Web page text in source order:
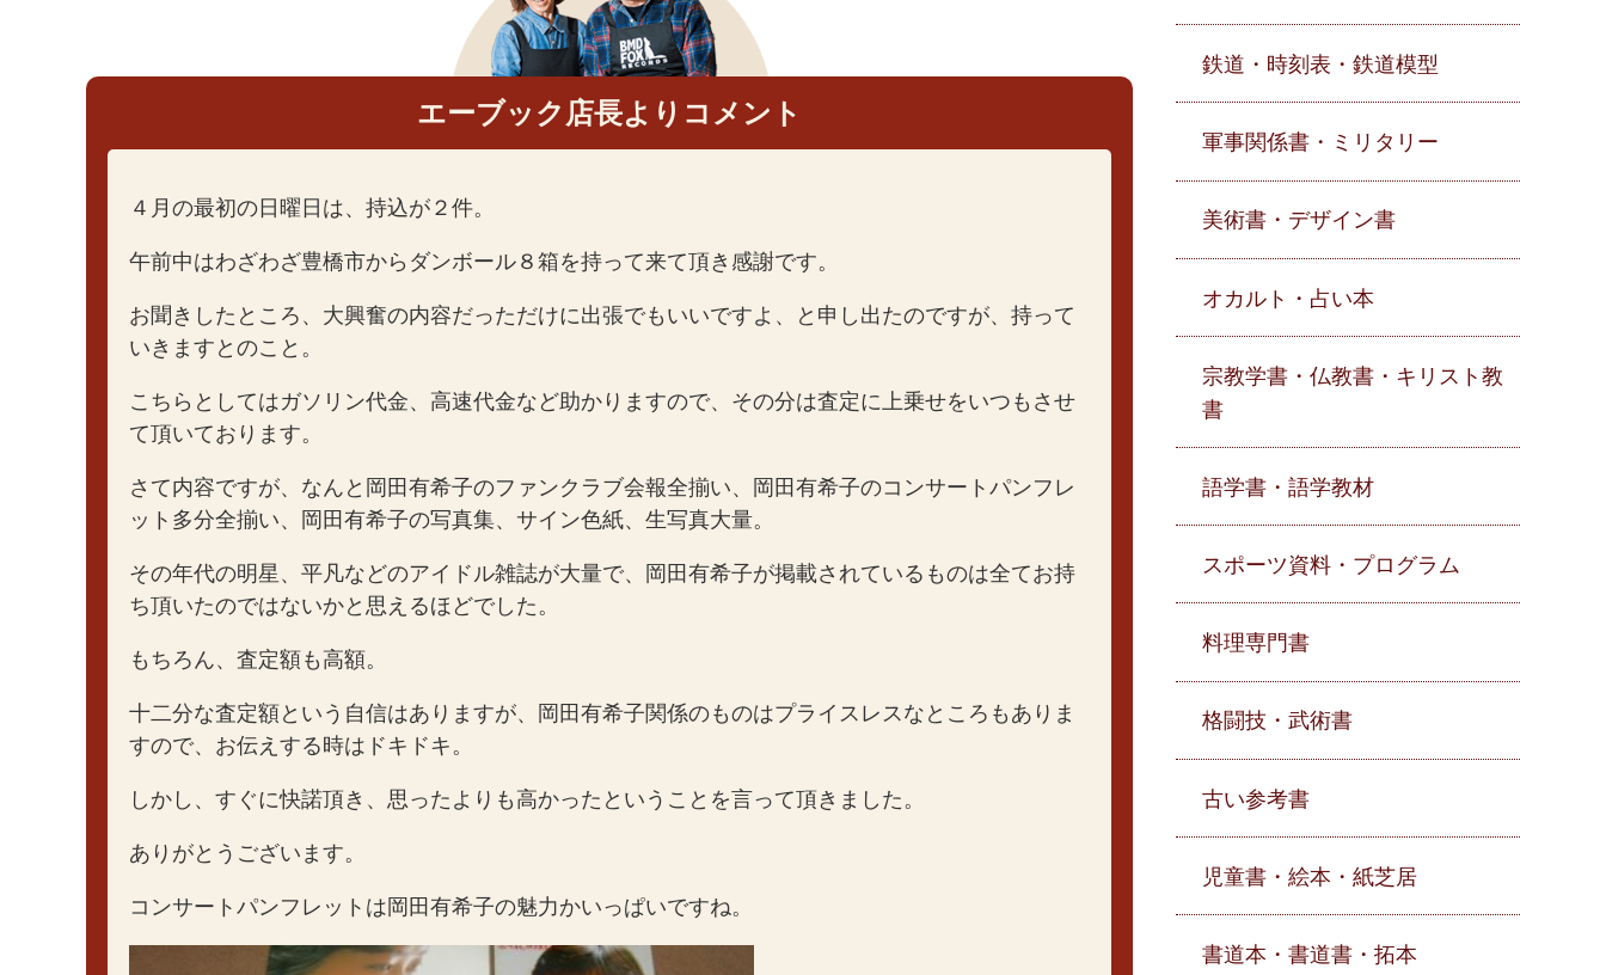
エーブック店長よりコメント
４月の最初の日曜日は、持込が２件。
午前中はわざわざ豊橋市からダンボール８箱を持って来て頂き感謝です。
お聞きしたところ、大興奮の内容だっただけに出張でもいいですよ、と申し出たのですが、持って
いきますとのこと。
こちらとしてはガソリン代金、高速代金など助かりますので、その分は査定に上乗せをいつもさせ
て頂いております。
さて内容ですが、なんと岡田有希子のファンクラブ会報全揃い、岡田有希子のコンサートパンフレ
ット多分全揃い、岡田有希子の写真集、サイン色紙、生写真大量。
その年代の明星、平凡などのアイドル雑誌が大量で、岡田有希子が掲載されているものは全てお持
ち頂いたのではないかと思えるほどでした。
もちろん、査定額も高額。
十二分な査定額という自信はありますが、岡田有希子関係のものはプライスレスなところもありま
すので、お伝えする時はドキドキ。
しかし、すぐに快諾頂き、思ったよりも高かったということを言って頂きました。
ありがとうございます。
コンサートパンフレットは岡田有希子の魅力かいっぱいですね。
鉄道・時刻表・鉄道模型
軍事関係書・ミリタリー
美術書・デザイン書
オカルト・占い本
宗教学書・仏教書・キリスト教
書
語学書・語学教材
スポーツ資料・プログラム
料理専門書
格闘技・武術書
古い参考書
児童書・絵本・紙芝居
書道本・書道書・拓本